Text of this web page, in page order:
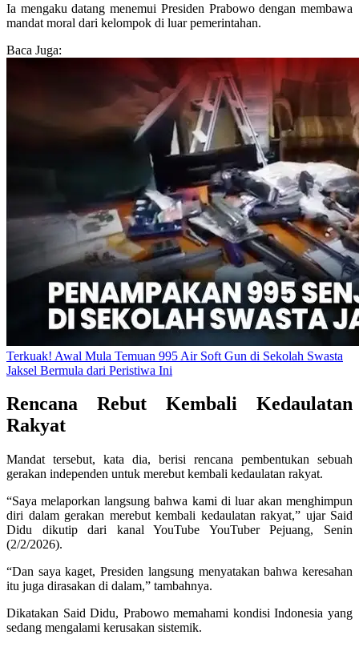
Ia mengaku datang menemui Presiden Prabowo dengan membawa
mandat moral dari kelompok di luar pemerintahan.
Baca Juga:
Terkuak! Awal Mula Temuan 995 Air Soft Gun di Sekolah Swasta
Jaksel Bermula dari Peristiwa Ini
Rencana Rebut Kembali Kedaulatan
Rakyat
Mandat tersebut, kata dia, berisi rencana pembentukan sebuah
gerakan independen untuk merebut kembali kedaulatan rakyat.
“Saya melaporkan langsung bahwa kami di luar akan menghimpun
diri dalam gerakan merebut kembali kedaulatan rakyat,” ujar Said
Didu dikutip dari kanal YouTube YouTuber Pejuang, Senin
(2/2/2026).
“Dan saya kaget, Presiden langsung menyatakan bahwa keresahan
itu juga dirasakan di dalam,” tambahnya.
Dikatakan Said Didu, Prabowo memahami kondisi Indonesia yang
sedang mengalami kerusakan sistemik.